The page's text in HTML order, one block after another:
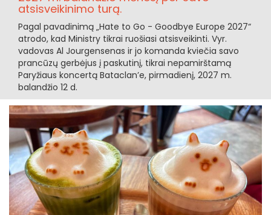
atsisveikinimo turą.
Pagal pavadinimą „Hate to Go - Goodbye Europe 2027“
atrodo, kad Ministry tikrai ruošiasi atsisveikinti. Vyr.
vadovas Al Jourgensenas ir jo komanda kviečia savo
prancūzų gerbėjus į paskutinį, tikrai nepamirštamą
Paryžiaus koncertą Bataclan’e, pirmadienį, 2027 m.
balandžio 12 d.